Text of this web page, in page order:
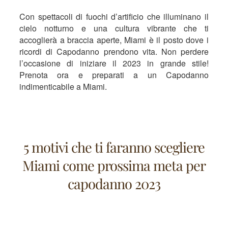
Con spettacoli di fuochi d’artificio che illuminano il
cielo notturno e una cultura vibrante che ti
accoglierà a braccia aperte, Miami è il posto dove i
ricordi di Capodanno prendono vita. Non perdere
l’occasione di iniziare il 2023 in grande stile!
Prenota ora e preparati a un Capodanno
indimenticabile a Miami.
5 motivi che ti faranno scegliere
Miami come prossima meta per
capodanno 2023